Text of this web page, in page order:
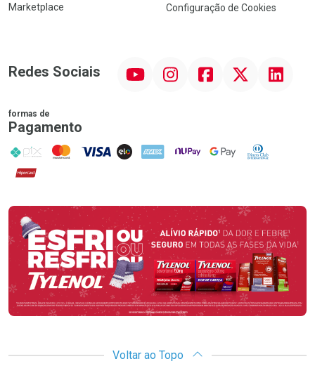
Marketplace
Configuração de Cookies
Redes Sociais InstagramFacebook Linkedin
formas de
Pagamento
PIX MasterCard
VISA ELO AMEX NuPay Google PayDiners Club
Hipercard
Promoção em Destaque
Voltar ao Topo